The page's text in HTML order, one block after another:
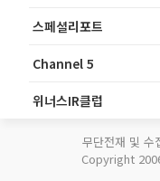
스페셜리포트
Channel 5
위너스IR클럽
무단전재 및 수
Copyright